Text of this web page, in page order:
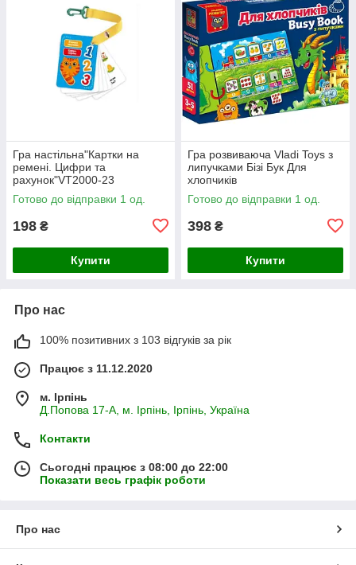
Гра настільна"Картки на
ремені. Цифри та
рахунок"VT2000-23
Готово до відправки 1 од.
198 ₴
Купити
Гра розвиваюча Vladi Toys з
липучками Бізі Бук Для
хлопчиків
Готово до відправки 1 од.
398 ₴
Купити
Про нас
100% позитивних з 103 відгуків за рік
Працює з 11.12.2020
м. Ірпінь
Д.Попова 17-А, м. Ірпінь, Ірпінь, Україна
Контакти
Сьогодні працює з 08:00 до 22:00
Показати весь графік роботи
Про нас